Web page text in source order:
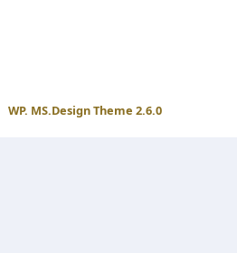
WP. MS.Design Theme 2.6.0